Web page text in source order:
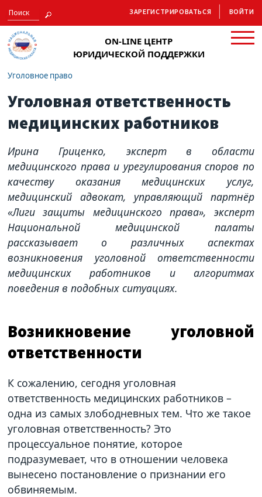
ON-LINE ЦЕНТР
ЮРИДИЧЕСКОЙ ПОДДЕРЖКИ
ЗАРЕГИСТРИРОВАТЬСЯ ВОЙТИ
Уголовное право
Уголовная ответственность
медицинских работников
Ирина Гриценко, эксперт в области
медицинского права и урегулирования споров по
качеству оказания медицинских услуг,
медицинский адвокат, управляющий партнёр
«Лиги защиты медицинского права», эксперт
Национальной медицинской палаты
рассказывает о различных аспектах
возникновения уголовной ответственности
медицинских работников и алгоритмах
поведения в подобных ситуациях.
Возникновение уголовной
ответственности
К сожалению, сегодня уголовная
ответственность медицинских работников –
одна из самых злободневных тем. Что же такое
уголовная ответственность? Это
процессуальное понятие, которое
подразумевает, что в отношении человека
вынесено постановление о признании его
обвиняемым.